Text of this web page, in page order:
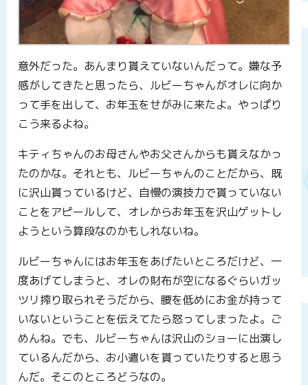
意外だった。あんまり貰えていないんだって。嫌な予
感がしてきたと思ったら、ルビーちゃんがオレに向か
って手を出して、お年玉をせがみに来たよ。やっぱり
こう来るよね。
キティちゃんのお母さんやお父さんからも貰えなかっ
たのかな。それとも、ルビーちゃんのことだから、既
に沢山貰っているけど、自慢の演技力で貰っていない
ことをアピールして、オレからお年玉を沢山ゲットし
ようという算段なのかもしれないね。
ルビーちゃんにはお年玉をあげたいところだけど、一
度あげてしまうと、オレの財布が空になるぐらいガッ
ツリ搾り取られそうだから、腰を低めにお金が持って
いないということを伝えてたら怒ってしまったよ。ご
めんね。でも、ルビーちゃんは沢山のショーに出演し
ているんだから、お小遣いを貰っていたりすると思う
んだ。そこのところどうなの。